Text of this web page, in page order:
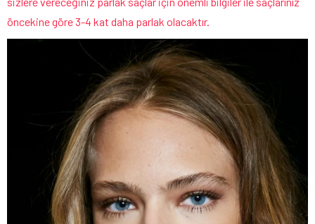
öncekine göre 3-4 kat daha parlak olacaktır.